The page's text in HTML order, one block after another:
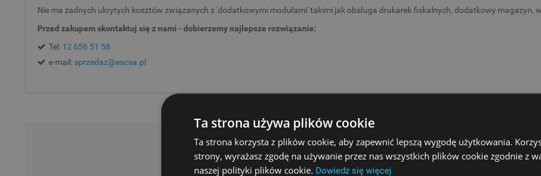
Nie ma żadnych ukrytych kosztów związanych z 'dodatkowymi modułami' takimi jak obsługa drukarek fiskalnych, dodatkowy magazyn,
Przed zakupem skontaktuj się z nami - dobierzemy najlepsze rozwiązanie:
Tel: 12 656 51 58
e-mail: sprzedaz@escsa.pl
PODOBNE PRODUKTY
Ta strona używa plików cookie
Ta strona korzysta z plików cookie, aby zapewnić lepszą wygodę użytkowania.
strony, wyrażasz zgodę na używanie przez nas wszystkich plików cookie zgodnie z
naszej polityki plików cookie. Dowiedz się więcej